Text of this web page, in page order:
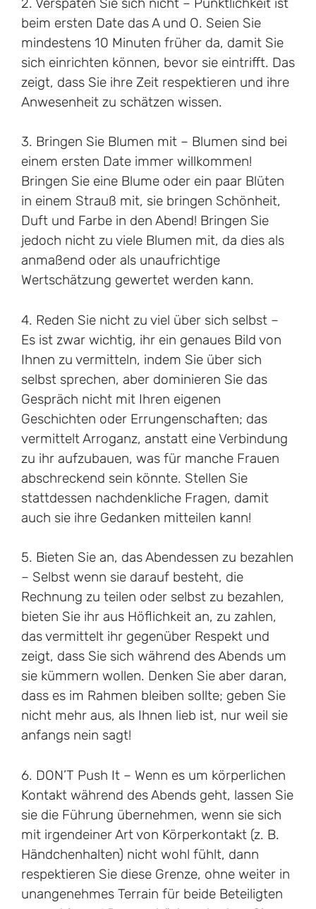
beim ersten Date das A und O. Seien Sie
mindestens 10 Minuten früher da, damit Sie
sich einrichten können, bevor sie eintrifft. Das
zeigt, dass Sie ihre Zeit respektieren und ihre
Anwesenheit zu schätzen wissen.
3. Bringen Sie Blumen mit – Blumen sind bei
einem ersten Date immer willkommen!
Bringen Sie eine Blume oder ein paar Blüten
in einem Strauß mit, sie bringen Schönheit,
Duft und Farbe in den Abend! Bringen Sie
jedoch nicht zu viele Blumen mit, da dies als
anmaßend oder als unaufrichtige
Wertschätzung gewertet werden kann.
4. Reden Sie nicht zu viel über sich selbst –
Es ist zwar wichtig, ihr ein genaues Bild von
Ihnen zu vermitteln, indem Sie über sich
selbst sprechen, aber dominieren Sie das
Gespräch nicht mit Ihren eigenen
Geschichten oder Errungenschaften; das
vermittelt Arroganz, anstatt eine Verbindung
zu ihr aufzubauen, was für manche Frauen
abschreckend sein könnte. Stellen Sie
stattdessen nachdenkliche Fragen, damit
auch sie ihre Gedanken mitteilen kann!
5. Bieten Sie an, das Abendessen zu bezahlen
– Selbst wenn sie darauf besteht, die
Rechnung zu teilen oder selbst zu bezahlen,
bieten Sie ihr aus Höflichkeit an, zu zahlen,
das vermittelt ihr gegenüber Respekt und
zeigt, dass Sie sich während des Abends um
sie kümmern wollen. Denken Sie aber daran,
dass es im Rahmen bleiben sollte; geben Sie
nicht mehr aus, als Ihnen lieb ist, nur weil sie
anfangs nein sagt!
6. DON’T Push It – Wenn es um körperlichen
Kontakt während des Abends geht, lassen Sie
sie die Führung übernehmen, wenn sie sich
mit irgendeiner Art von Körperkontakt (z. B.
Händchenhalten) nicht wohl fühlt, dann
respektieren Sie diese Grenze, ohne weiter in
unangenehmes Terrain für beide Beteiligten